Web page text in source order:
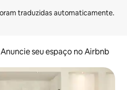
Anuncie seu espaço no Airbnb